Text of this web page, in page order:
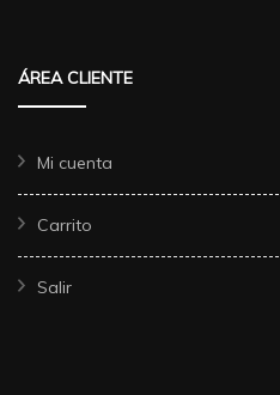
ÁREA CLIENTE
Mi cuenta
Carrito
Salir